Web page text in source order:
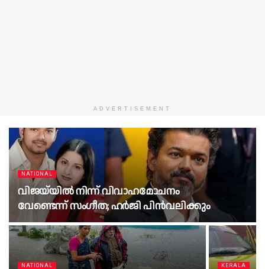
ADVERTISEMENT
NATIONAL
വിജയ്‌യിൽ നിന്ന് വിവാഹമോചനം
വേണ്ടെന്ന് സംഗീത; ഹർജി പിൻവലിക്കും
NATIONAL KERALA